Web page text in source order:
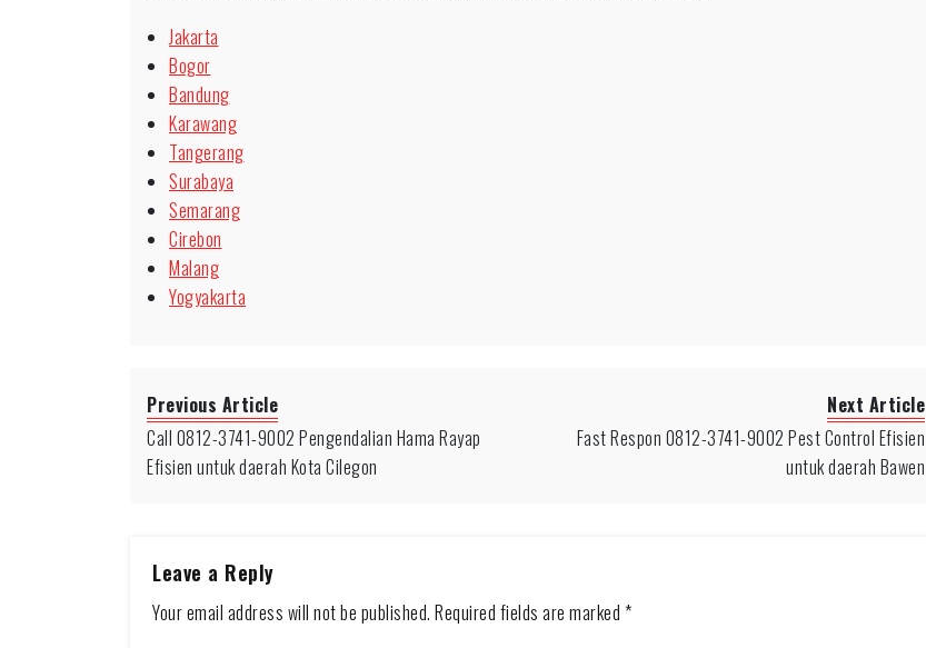
Jakarta
Bogor
Bandung
Karawang
Tangerang
Surabaya
Semarang
Cirebon
Malang
Yogyakarta
Previous Article
Call 0812-3741-9002 Pengendalian Hama Rayap
Efisien untuk daerah Kota Cilegon
Next Article
Fast Respon 0812-3741-9002 Pest Control Efisien
untuk daerah Bawen
Leave a Reply
Your email address will not be published. Required fields are marked *